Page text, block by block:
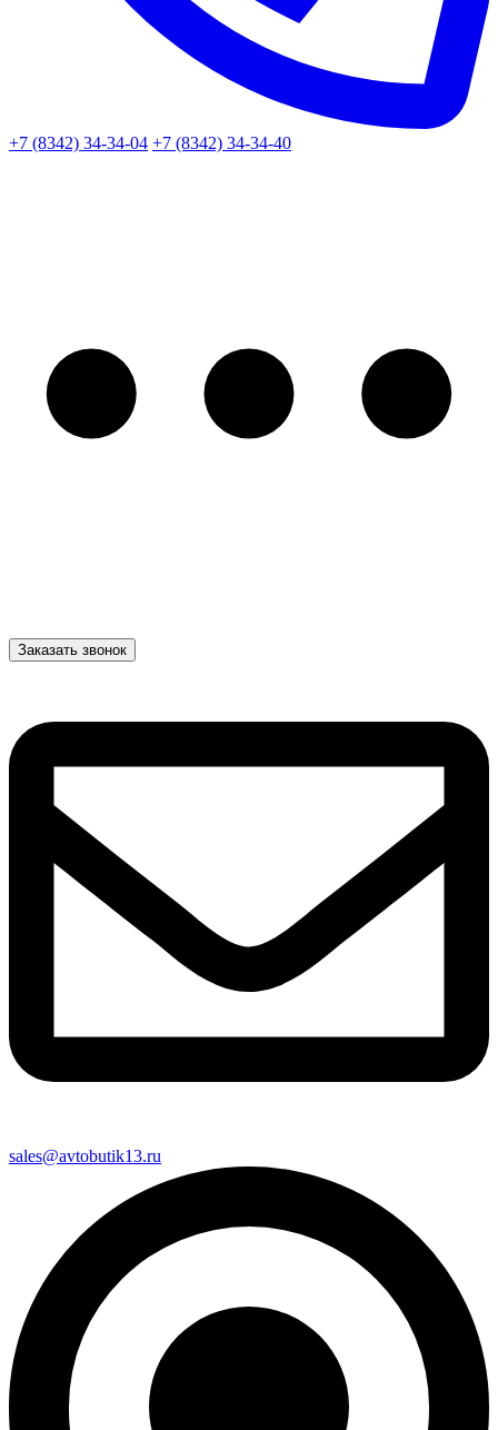
+7 (8342) 34-34-04 +7 (8342) 34-34-40
Заказать звонок
sales@avtobutik13.ru